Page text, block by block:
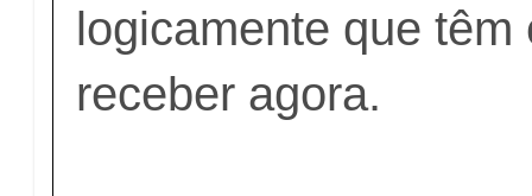
logicamente que têm
receber agora.